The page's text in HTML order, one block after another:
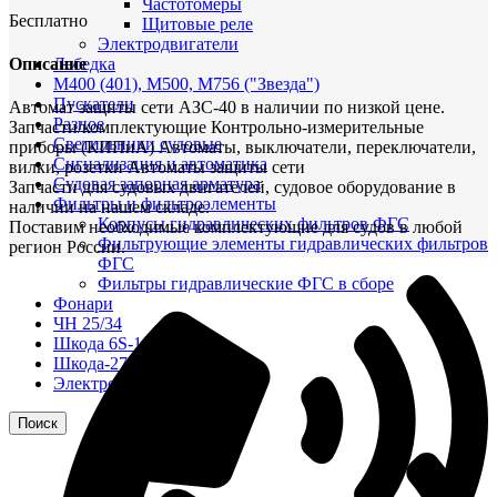
Частотомеры
Щитовые реле
Электродвигатели
Лебедка
М400 (401), М500, М756 ("Звезда")
Пускатели
Разное
Светильники судовые
Сигнализация и автоматика
Судовая запорная арматура
Фильтры и фильтроэлементы
Корпусы гидравлических фильтров ФГС
Фильтрующие элементы гидравлических фильтров
ФГС
Фильтры гидравлические ФГС в сборе
Фонари
ЧН 25/34
Шкода 6S-160
Шкода-275
Электродвигатели
Поиск
Бесплатно
Описание
Автомат защиты сети АЗС-40 в наличии по низкой цене.
Запчасти/комплектующие Контрольно-измерительные
приборы (КИПиА) Автоматы, выключатели, переключатели,
вилки, розетки Автоматы защиты сети
Запчасти для судовых двигателей, судовое оборудование в
наличии на нашем складе.
Поставим необходимые комплектующие для судов в любой
регион России.